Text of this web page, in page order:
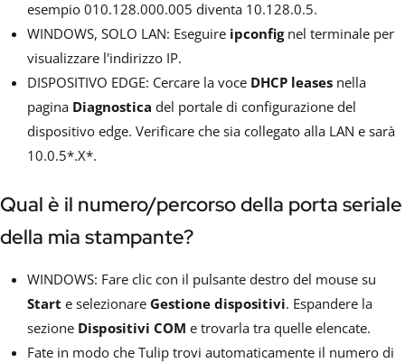
esempio 010.128.000.005 diventa 10.128.0.5.
WINDOWS, SOLO LAN: Eseguire ipconfignel terminale per
visualizzare l'indirizzo IP.
DISPOSITIVO EDGE: Cercare la voce DHCP leases nella
pagina Diagnostica del portale di configurazione del
dispositivo edge. Verificare che sia collegato alla LAN e sarà
10.0.5*.X*.
Qual è il numero/percorso della porta seriale
della mia stampante?
WINDOWS: Fare clic con il pulsante destro del mouse su
Start e selezionare Gestione dispositivi. Espandere la
sezione Dispositivi COM e trovarla tra quelle elencate.
Fate in modo che Tulip trovi automaticamente il numero di